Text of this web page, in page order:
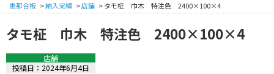
恵那合板 >納入実績 >店舗 >タモ柾 巾木 特注色 2400×100×4
タモ柾 巾木 特注色 2400×100×4
店舗
投稿日： 2024年6月4日